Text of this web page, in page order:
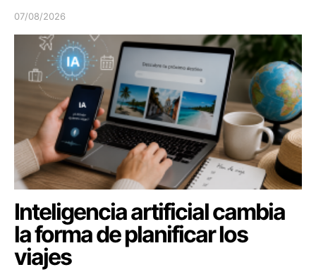
07/08/2026
Inteligencia artificial cambia
la forma de planificar los
viajes